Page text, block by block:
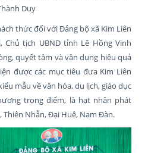
Duy
thức đối với Đảng bộ xã Kim Liên
tịch UBND tỉnh Lê Hồng Vinh
quyết tâm và vận dụng hiệu quả
được các mục tiêu đưa Kim Liên
mẫu về văn hóa, du lịch, giáo dục
trọng điểm, là hạt nhân phát
Thiên Nhẫn, Đại Huệ, Nam Đàn.